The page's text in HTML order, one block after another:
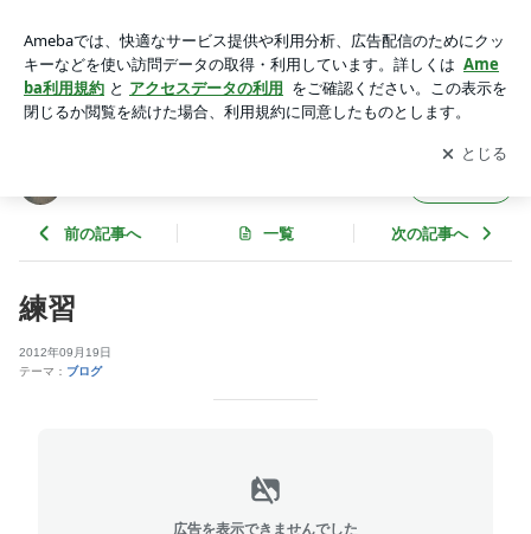
アプリをダウンロードして ブログの更新通知
を受け取りまし
ょう。
開く
前の記事へ 一覧 次の記事へ
練習
2012年09月19日
テーマ： ブログ
広告を表示できませんでした